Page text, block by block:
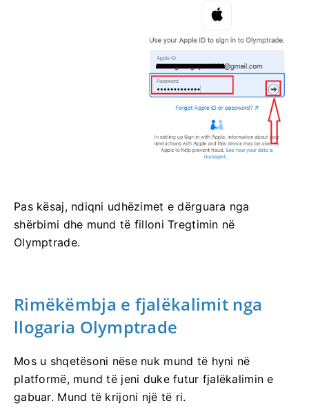
Pas kësaj, ndiqni udhëzimet e dërguara nga
shërbimi dhe mund të filloni Tregtimin në
Olymptrade.
Rimëkëmbja e fjalëkalimit nga
llogaria Olymptrade
Mos u shqetësoni nëse nuk mund të hyni në
platformë, mund të jeni duke futur fjalëkalimin e
gabuar. Mund të krijoni një të ri.